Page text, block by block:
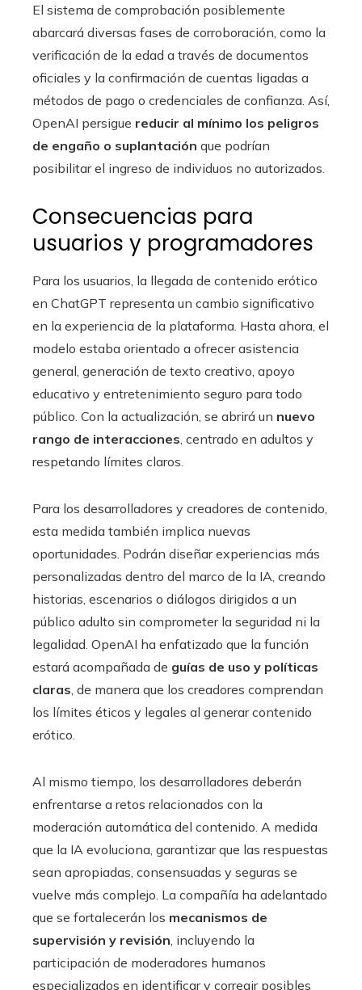
El sistema de comprobación posiblemente
abarcará diversas fases de corroboración, como la
verificación de la edad a través de documentos
oficiales y la confirmación de cuentas ligadas a
métodos de pago o credenciales de confianza. Así,
OpenAI persigue reducir al mínimo los peligros
de engaño o suplantación que podrían
posibilitar el ingreso de individuos no autorizados.
Consecuencias para
usuarios y programadores
Para los usuarios, la llegada de contenido erótico
en ChatGPT representa un cambio significativo
en la experiencia de la plataforma. Hasta ahora, el
modelo estaba orientado a ofrecer asistencia
general, generación de texto creativo, apoyo
educativo y entretenimiento seguro para todo
público. Con la actualización, se abrirá un nuevo
rango de interacciones , centrado en adultos y
respetando límites claros.
Para los desarrolladores y creadores de contenido,
esta medida también implica nuevas
oportunidades. Podrán diseñar experiencias más
personalizadas dentro del marco de la IA, creando
historias, escenarios o diálogos dirigidos a un
público adulto sin comprometer la seguridad ni la
legalidad. OpenAI ha enfatizado que la función
estará acompañada de guías de uso y políticas
claras , de manera que los creadores comprendan
los límites éticos y legales al generar contenido
erótico.
Al mismo tiempo, los desarrolladores deberán
enfrentarse a retos relacionados con la
moderación automática del contenido. A medida
que la IA evoluciona, garantizar que las respuestas
sean apropiadas, consensuadas y seguras se
vuelve más complejo. La compañía ha adelantado
que se fortalecerán los mecanismos de
supervisión y revisión , incluyendo la
participación de moderadores humanos
especializados en identificar y corregir posibles